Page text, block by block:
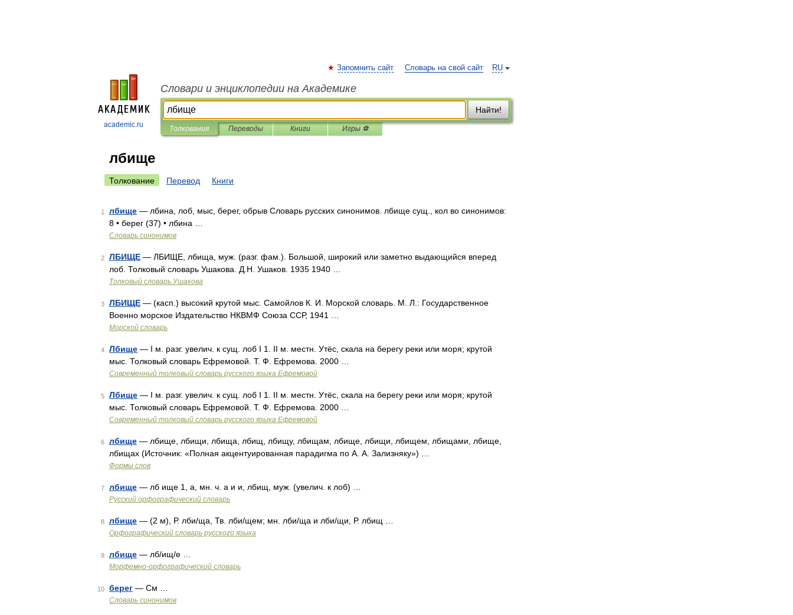
academic.ru
RU
Запомнить сайт Словарь на свой сайт
Словари и энциклопедии на Академике
Найти!
Толкования Переводы Книги Игры ⚽
лбище
Толкование Перевод Книги
1 лбище — лбина, лоб, мыс, берег, обрыв Словарь русских синонимов. лбище сущ., кол во синонимов:
8 • берег (37) • лбина …
Словарь синонимов
2 ЛБИЩЕ — ЛБИЩЕ, лбища, муж. (разг. фам.). Большой, широкий или заметно выдающийся вперед
лоб. Толковый словарь Ушакова. Д.Н. Ушаков. 1935 1940 …
Толковый словарь Ушакова
3 ЛБИЩЕ — (касп.) высокий крутой мыс. Самойлов К. И. Морской словарь. М. Л.: Государственное
Военно морское Издательство НКВМФ Союза ССР, 1941 …
Морской словарь
4 Лбище — I м. разг. увелич. к сущ. лоб I 1. II м. местн. Утёс, скала на берегу реки или моря; крутой
мыс. Толковый словарь Ефремовой. Т. Ф. Ефремова. 2000 …
Современный толковый словарь русского языка Ефремовой
5 Лбище — I м. разг. увелич. к сущ. лоб I 1. II м. местн. Утёс, скала на берегу реки или моря; крутой
мыс. Толковый словарь Ефремовой. Т. Ф. Ефремова. 2000 …
Современный толковый словарь русского языка Ефремовой
6 лбище — лбище, лбищи, лбища, лбищ, лбищу, лбищам, лбище, лбищи, лбищем, лбищами, лбище,
лбищах (Источник: «Полная акцентуированная парадигма по А. А. Зализняку») …
Формы слов
7 лбище — лб ище 1, а, мн. ч. а и и, лбищ, муж. (увелич. к лоб) …
Русский орфографический словарь
8 лбище — (2 м), Р. лби/ща, Тв. лби/щем; мн. лби/ща и лби/щи, Р. лбищ …
Орфографический словарь русского языка
9 лбище — лб/ищ/е …
Морфемно-орфографический словарь
10 берег — См …
Словарь синонимов